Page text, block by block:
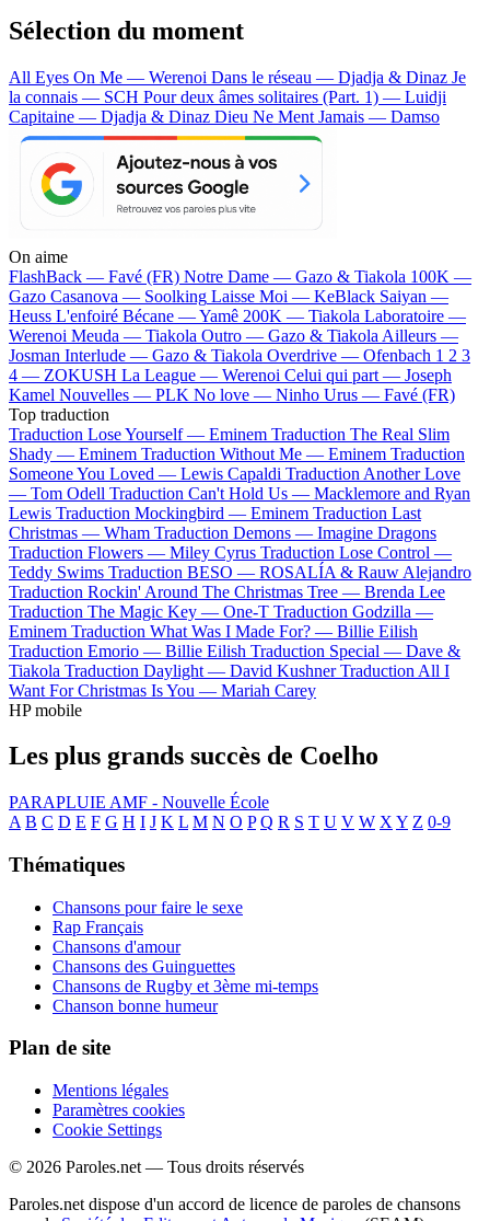
Sélection du moment
All Eyes On Me — Werenoi Dans le réseau — Djadja & Dinaz Je
la connais — SCH Pour deux âmes solitaires (Part. 1) — Luidji
Capitaine — Djadja & Dinaz Dieu Ne Ment Jamais — Damso
On aime
FlashBack — Favé (FR) Notre Dame — Gazo & Tiakola 100K —
Gazo Casanova — Soolking Laisse Moi — KeBlack Saiyan —
Heuss L'enfoiré Bécane —Yamê 200K — Tiakola Laboratoire —
Werenoi Meuda — Tiakola Outro — Gazo & Tiakola Ailleurs —
Josman Interlude — Gazo & Tiakola Overdrive — Ofenbach 1 2 3
4 — ZOKUSH La League — Werenoi Celui qui part — Joseph
Kamel Nouvelles — PLK No love — Ninho Urus — Favé (FR)
Top traduction
Traduction Lose Yourself — Eminem Traduction The Real Slim
Shady — Eminem Traduction Without Me — Eminem Traduction
Someone You Loved — Lewis Capaldi Traduction Another Love
— Tom Odell Traduction Can't Hold Us — Macklemore and Ryan
Lewis Traduction Mockingbird — Eminem Traduction Last
Christmas — Wham Traduction Demons — Imagine Dragons
Traduction Flowers — Miley Cyrus Traduction Lose Control —
Teddy Swims Traduction BESO — ROSALÍA & Rauw Alejandro
Traduction Rockin' Around The Christmas Tree — Brenda Lee
Traduction The Magic Key — One-T Traduction Godzilla —
Eminem Traduction What Was I Made For? — Billie Eilish
Traduction Emorio — Billie Eilish Traduction Special — Dave &
Tiakola Traduction Daylight — David Kushner Traduction All I
Want For Christmas Is You — Mariah Carey
HP mobile
Les plus grands succès de Coelho
PARAPLUIE AMF - Nouvelle École
A B C D E F G H I J K L M N O P Q R S T U V W X Y Z 0-9
Thématiques
Chansons pour faire le sexe
Rap Français
Chansons d'amour
Chansons des Guinguettes
Chansons de Rugby et 3ème mi-temps
Chanson bonne humeur
Plan de site
Mentions légales
Paramètres cookies
Cookie Settings
© 2026 Paroles.net — Tous droits réservés
Paroles.net dispose d'un accord de licence de paroles de chansons